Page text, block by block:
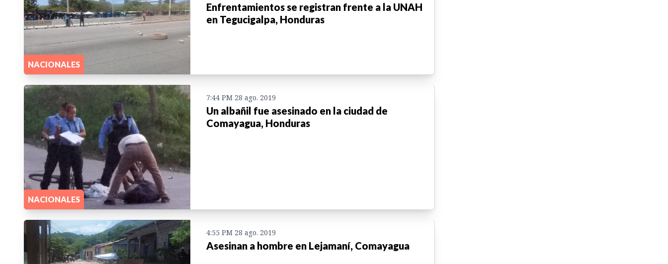
NACIONALES
Enfrentamientos se registran frente a la UNAH
en Tegucigalpa, Honduras
NACIONALES
7:44 PM 28 ago. 2019
Un albañil fue asesinado en la ciudad de
Comayagua, Honduras
4:55 PM 28 ago. 2019
Asesinan a hombre en Lejamaní, Comayagua